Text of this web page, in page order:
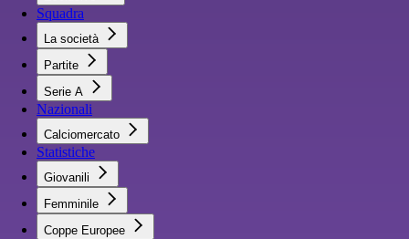
Squadra
La società
Partite
Serie A
Nazionali
Calciomercato
Statistiche
Giovanili
Femminile
Coppe Europee